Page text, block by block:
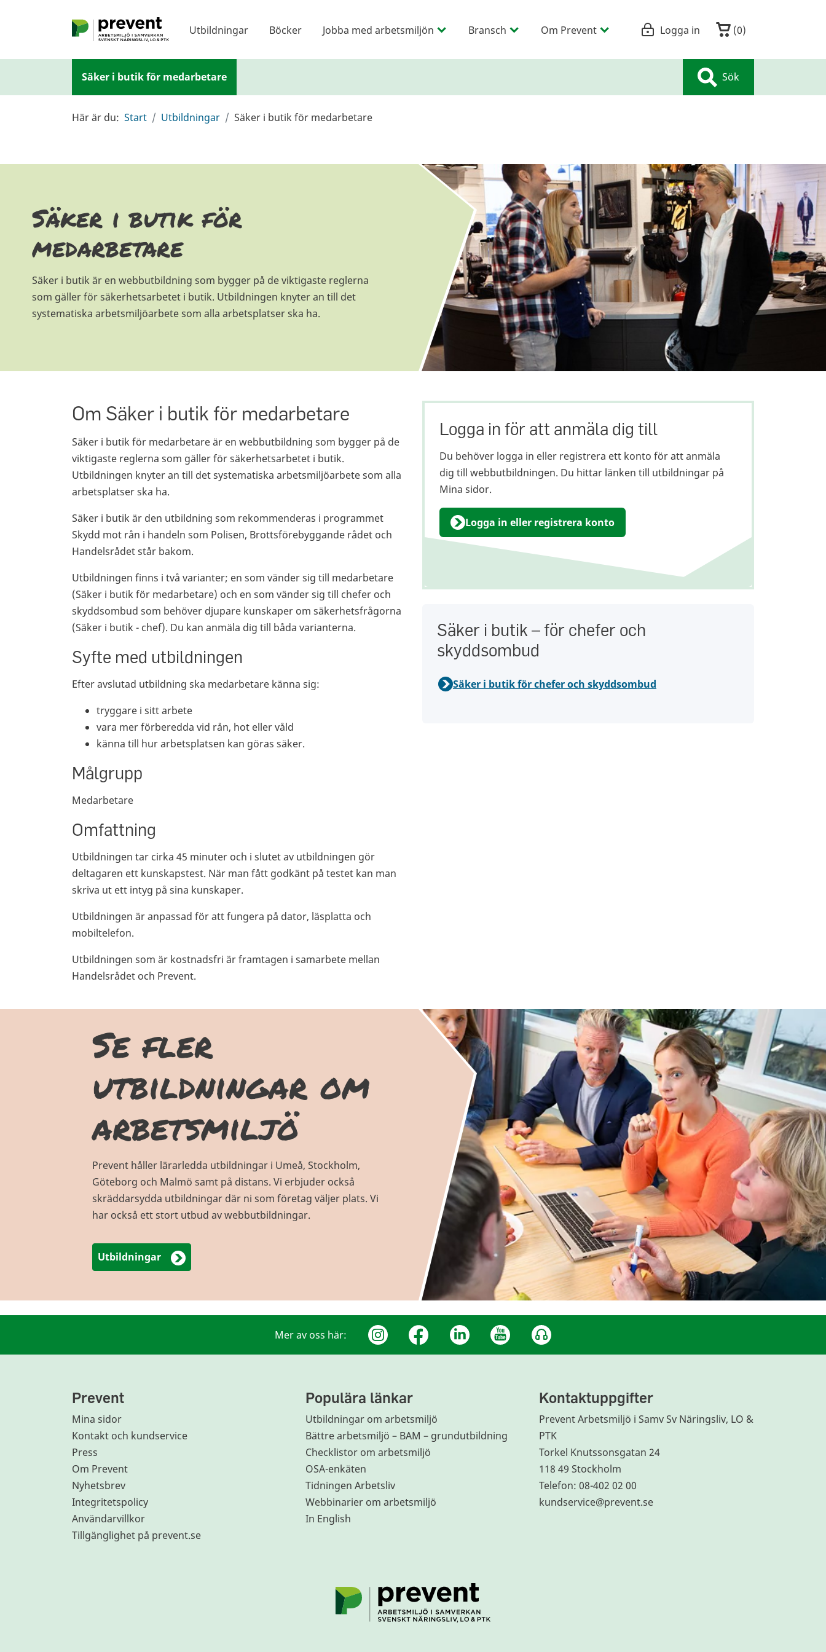
Hoppa till huvudinnehållet
Utbildningar Böcker Jobba med arbetsmiljön Bransch Om Prevent Logga in (0)
Säker i butik för medarbetare Sök
Här är du: Start Utbildningar Säker i butik för medarbetare
Säker i butik för
medarbetare
Säker i butik är en webbutbildning som bygger på de viktigaste reglerna
som gäller för säkerhetsarbetet i butik. Utbildningen knyter an till det
systematiska arbetsmiljöarbete som alla arbetsplatser ska ha.
Om Säker i butik för medarbetare
Säker i butik för medarbetare är en webbutbildning som bygger på de
viktigaste reglerna som gäller för säkerhetsarbetet i butik.
Utbildningen knyter an till det systematiska arbetsmiljöarbete som alla
arbetsplatser ska ha.
Säker i butik är den utbildning som rekommenderas i programmet
Skydd mot rån i handeln som Polisen, Brottsförebyggande rådet och
Handelsrådet står bakom.
Utbildningen finns i två varianter; en som vänder sig till medarbetare
(Säker i butik för medarbetare) och en som vänder sig till chefer och
skyddsombud som behöver djupare kunskaper om säkerhetsfrågorna
(Säker i butik - chef). Du kan anmäla dig till båda varianterna.
Syfte med utbildningen
Efter avslutad utbildning ska medarbetare känna sig:
tryggare i sitt arbete
vara mer förberedda vid rån, hot eller våld
känna till hur arbetsplatsen kan göras säker.
Målgrupp
Medarbetare
Omfattning
Utbildningen tar cirka 45 minuter och i slutet av utbildningen gör
deltagaren ett kunskapstest. När man fått godkänt på testet kan man
skriva ut ett intyg på sina kunskaper.
Utbildningen är anpassad för att fungera på dator, läsplatta och
mobiltelefon.
Utbildningen som är kostnadsfri är framtagen i samarbete mellan
Handelsrådet och Prevent.
Logga in för att anmäla dig till
Du behöver logga in eller registrera ett konto för att anmäla
dig till webbutbildningen. Du hittar länken till utbildningar på
Mina sidor.
Logga in eller registrera konto
Säker i butik – för chefer och
skyddsombud
Säker i butik för chefer och skyddsombud
Se fler
utbildningar om
arbetsmiljö
Prevent håller lärarledda utbildningar i Umeå, Stockholm,
Göteborg och Malmö samt på distans. Vi erbjuder också
skräddarsydda utbildningar där ni som företag väljer plats. Vi
har också ett stort utbud av webbutbildningar.
Utbildningar
Mer av oss här:
Prevent
Mina sidor
Kontakt och kundservice
Press
Om Prevent
Nyhetsbrev
Integritetspolicy
Användarvillkor
Tillgänglighet på prevent.se
Populära länkar
Utbildningar om arbetsmiljö
Bättre arbetsmiljö – BAM – grundutbildning
Checklistor om arbetsmiljö
OSA-enkäten
Tidningen Arbetsliv
Webbinarier om arbetsmiljö
In English
Kontaktuppgifter
Prevent Arbetsmiljö i Samv Sv Näringsliv, LO &
PTK
Torkel Knutssonsgatan 24
118 49 Stockholm
Telefon: 08-402 02 00
kundservice@prevent.se